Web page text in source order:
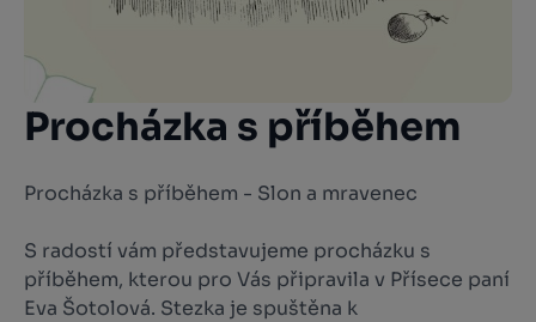
Procházka s příběhem
Procházka s příběhem - Slon a mravenec
S radostí vám představujeme procházku s
příběhem, kterou pro Vás připravila v Přísece paní
Eva Šotolová. Stezka je spuštěna k